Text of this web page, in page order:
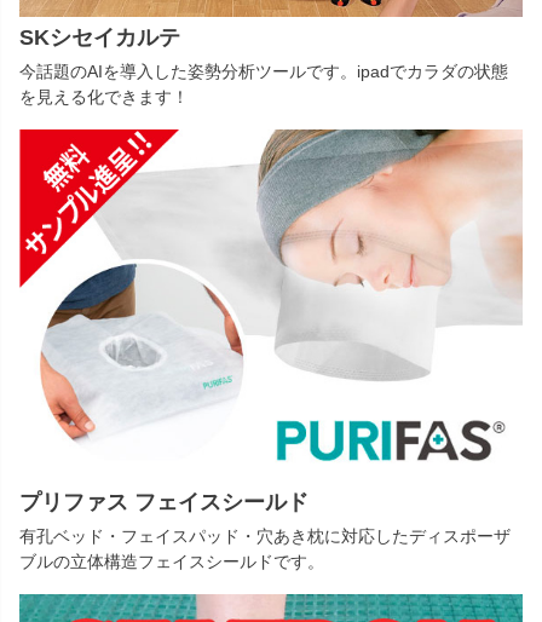
SKシセイカルテ
今話題のAIを導入した姿勢分析ツールです。ipadでカラダの状態
を見える化できます！
プリファス フェイスシールド
有孔ベッド・フェイスパッド・穴あき枕に対応したディスポーザ
ブルの立体構造フェイスシールドです。